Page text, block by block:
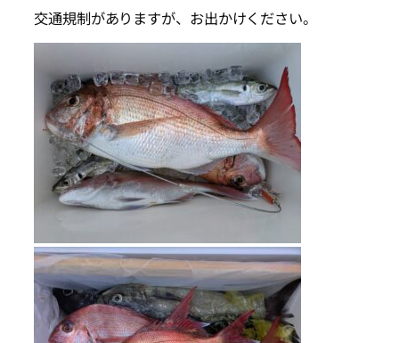
交通規制がありますが、お出かけください。